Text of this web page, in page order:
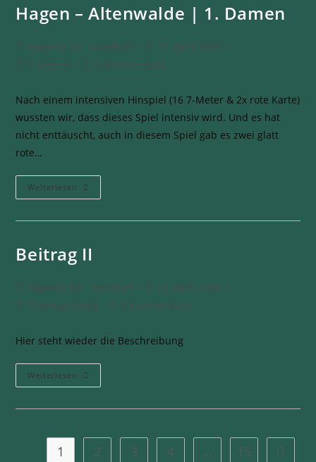
Hagen – Altenwalde | 1. Damen
Hagener SV - Handball
13. April 2026
1. Damen
0 Kommentare
Nach einem intensiven Hinspiel (16 7-Meter & 2x rote Karte)
wussten wir, dass dieses Spiel intensiv wird. Und es hat
nicht enttäuscht, auch in diesem Spiel gab es zwei glatt
rote…
Weiterlesen
Beitrag II
Hagener SV - Handball
12. April 2026
Trainingscloud
0 Kommentare
Hier steht wieder die Beschreibung
Weiterlesen
1 2 3 4 … 15